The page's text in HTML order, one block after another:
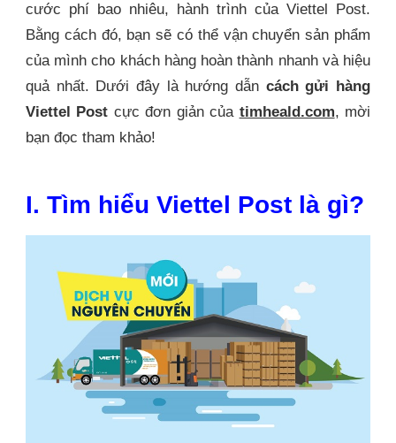
cước phí bao nhiêu, hành trình của Viettel Post.
Bằng cách đó, bạn sẽ có thể vận chuyển sản phẩm
của mình cho khách hàng hoàn thành nhanh và hiệu
quả nhất. Dưới đây là hướng dẫn cách gửi hàng
Viettel Post cực đơn giản của timheald.com, mời
bạn đọc tham khảo!
I. Tìm hiểu Viettel Post là gì?